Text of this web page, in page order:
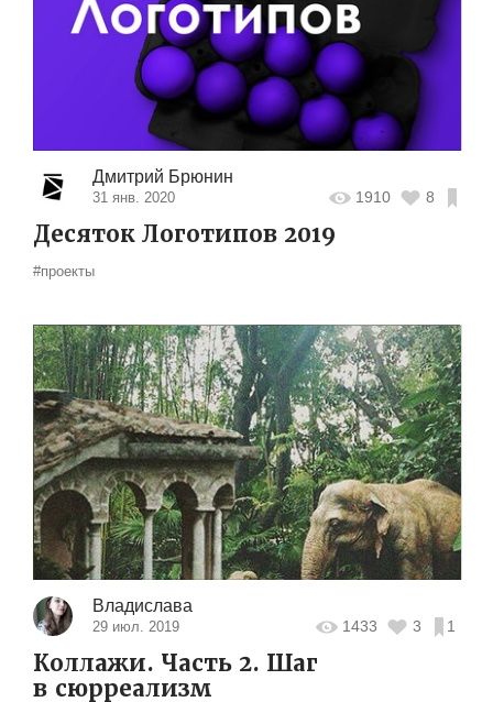
Дмитрий Брюнин
31 янв. 2020 1910 8
Десяток Логотипов 2019
#проекты
Владислава
29 июл. 2019 1433 3 1
Коллажи. Часть 2. Шаг
в сюрреализм